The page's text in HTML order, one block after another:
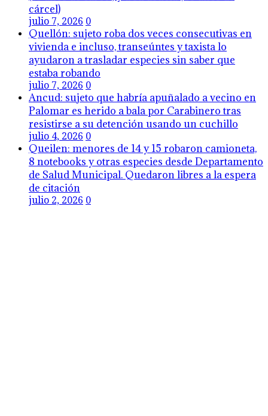
cárcel)
julio 7, 2026 0
Quellón: sujeto roba dos veces consecutivas en
vivienda e incluso, transeúntes y taxista lo
ayudaron a trasladar especies sin saber que
estaba robando
julio 7, 2026 0
Ancud: sujeto que habría apuñalado a vecino en
Palomar es herido a bala por Carabinero tras
resistirse a su detención usando un cuchillo
julio 4, 2026 0
Queilen: menores de 14 y 15 robaron camioneta,
8 notebooks y otras especies desde Departamento
de Salud Municipal. Quedaron libres a la espera
de citación
julio 2, 2026 0